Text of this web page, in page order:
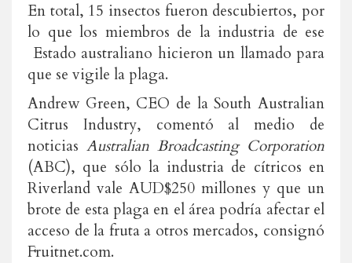
En total, 15 insectos fueron descubiertos, por
lo que los miembros de la industria de ese
Estado australiano hicieron un llamado para
que se vigile la plaga.
Andrew Green, CEO de la South Australian
Citrus Industry, comentó al medio de
noticias Australian Broadcasting Corporation
(ABC), que sólo la industria de cítricos en
Riverland vale AUD$250 millones y que un
brote de esta plaga en el área podría afectar el
acceso de la fruta a otros mercados, consignó
Fruitnet.com.